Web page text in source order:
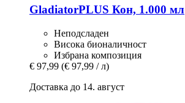
GladiatorPLUS Кон, 1.000 мл
Неподсладен
Висока бионаличност
Избрана композиция
€ 97,99 (€ 97,99 / л)
Доставка до 14. август